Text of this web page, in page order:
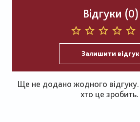
Відгуки (0)
Залишити відгук
Ще не додано жодного
хто це зробить.